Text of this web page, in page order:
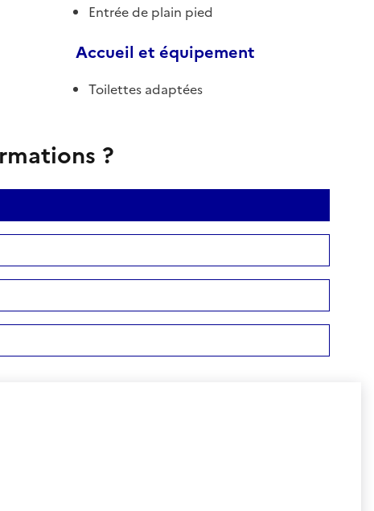
Entrée de plain pied
Accueil et équipement
Toilettes adaptées
?